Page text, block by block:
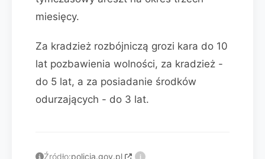
miesięcy.
Za kradzież rozbójniczą grozi kara do 10
lat pozbawienia wolności, za kradzież -
do 5 lat, a za posiadanie środków
odurzających - do 3 lat.
Źródło:policja.gov.pl i